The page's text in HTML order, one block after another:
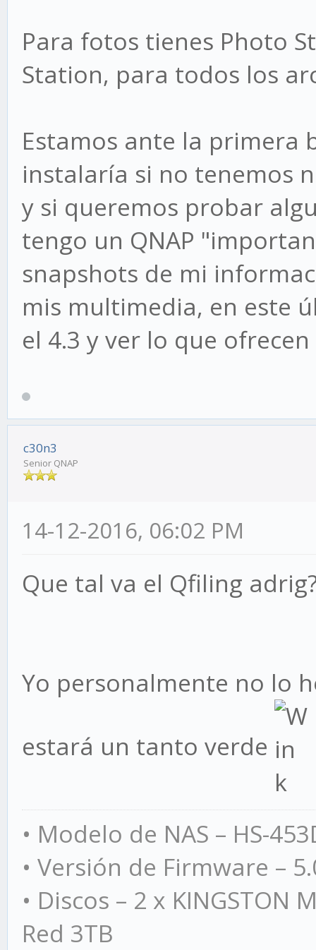
Para fotos tienes Photo
Station, para todos los
Estamos ante la primera
instalaría si no tenemos
y si queremos probar
tengo un QNAP
snapshots de mi
mis multimedia, en este
el 4.3 y ver lo que
c30n3
Senior QNAP
14-12-2016, 06:02 PM
Que tal va el Qfiling
Yo personalmente no lo
estará un tanto verde
• Modelo de NAS – HS-
• Versión de Firmware –
• Discos – 2 x KINGSTON
Red 3TB